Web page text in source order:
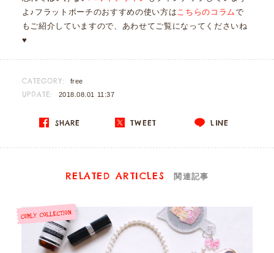
よ♪フラットポーチのおすすめの使い方はこちらのコラムで
もご紹介していますので、あわせてご覧になってくださいね
♥
CATEGORY: free
UPDATE: 2018.08.01 11:37
SHARE TWEET LINE
RELATED ARTICLES 関連記事